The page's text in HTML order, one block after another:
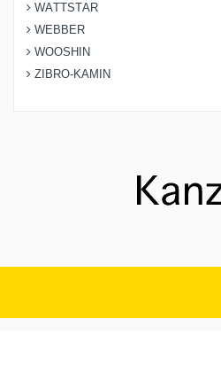
WATTSTAR
WEBBER
WOOSHIN
ZIBRO-KAMIN